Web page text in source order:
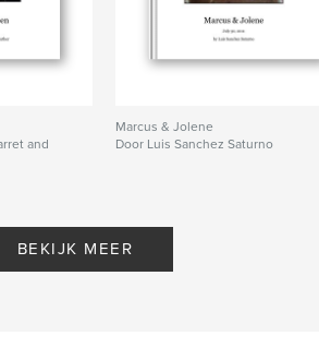
and
Marcus & Jolene
Door Luis Sanchez Saturno
BEKIJK MEER